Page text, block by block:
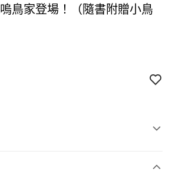
鳥家登場！（隨書附贈小鳥